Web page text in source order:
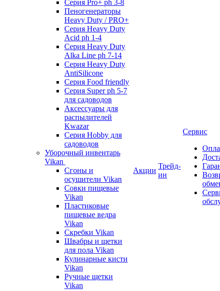
Серия Pro+ ph 3-8
Пеногенераторы
Heavy Duty / PRO+
Серия Heavy Duty
Acid ph 1-4
Серия Heavy Duty
Alka Line ph 7-14
Серия Heavy Duty
AntiSilicone
Серия Food friendly
Серия Super ph 5-7
для садоводов
Аксессуары для
распылителей
Kwazar
Серия Hobby для
садоводов
Уборочный инвентарь
Vikan
Сгоны и
осушители Vikan
Совки пищевые
Vikan
Пластиковые
пищевые ведра
Vikan
Скребки Vikan
Швабры и щетки
для пола Vikan
Кулинарные кисти
Vikan
Ручные щетки
Vikan
Акции
Трейд-
ин
Сервис